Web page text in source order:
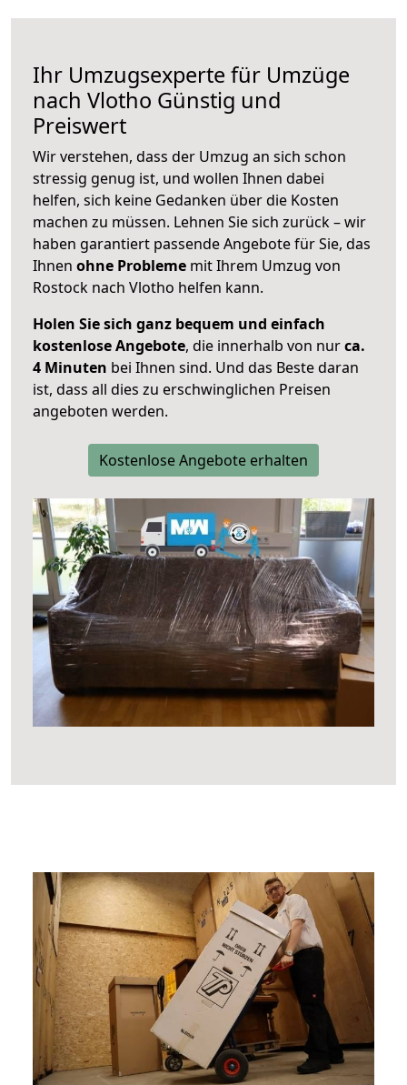
Ihr Umzugsexperte für Umzüge
nach Vlotho Günstig und
Preiswert
Wir verstehen, dass der Umzug an sich schon
stressig genug ist, und wollen Ihnen dabei
helfen, sich keine Gedanken über die Kosten
machen zu müssen. Lehnen Sie sich zurück – wir
haben garantiert passende Angebote für Sie, das
Ihnen ohne Probleme mit Ihrem Umzug von
Rostock nach Vlotho helfen kann.
Holen Sie sich ganz bequem und einfach
kostenlose Angebote, die innerhalb von nurca.
4 Minuten bei Ihnen sind. Und das Beste daran
ist, dass all dies zu erschwinglichen Preisen
angeboten werden.
Kostenlose Angebote erhalten